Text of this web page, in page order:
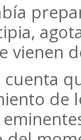
vienen
cuenta
de